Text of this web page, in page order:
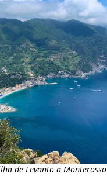
de Levanto a Monterosso